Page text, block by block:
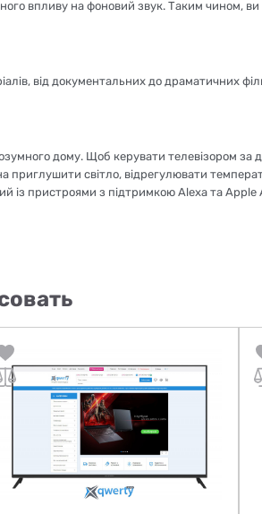
впливу на фоновий звук. Таким чином,
від документальних до драматичних
дому. Щоб керувати телевізором
приглушити світло, відрегулювати
із пристроями з підтримкою Alexa та Apple